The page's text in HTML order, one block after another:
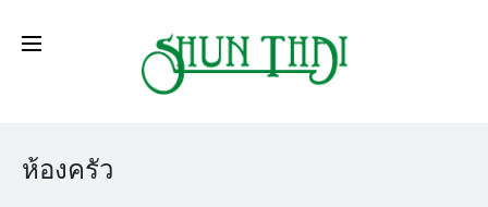
ห้องครัว